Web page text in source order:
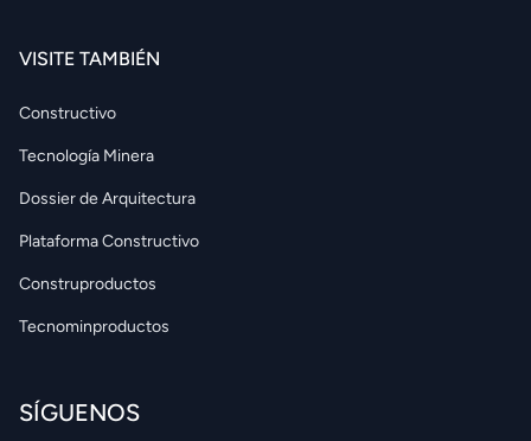
VISITE TAMBIÉN
Constructivo
Tecnología Minera
Dossier de Arquitectura
Plataforma Constructivo
Construproductos
Tecnominproductos
SÍGUENOS